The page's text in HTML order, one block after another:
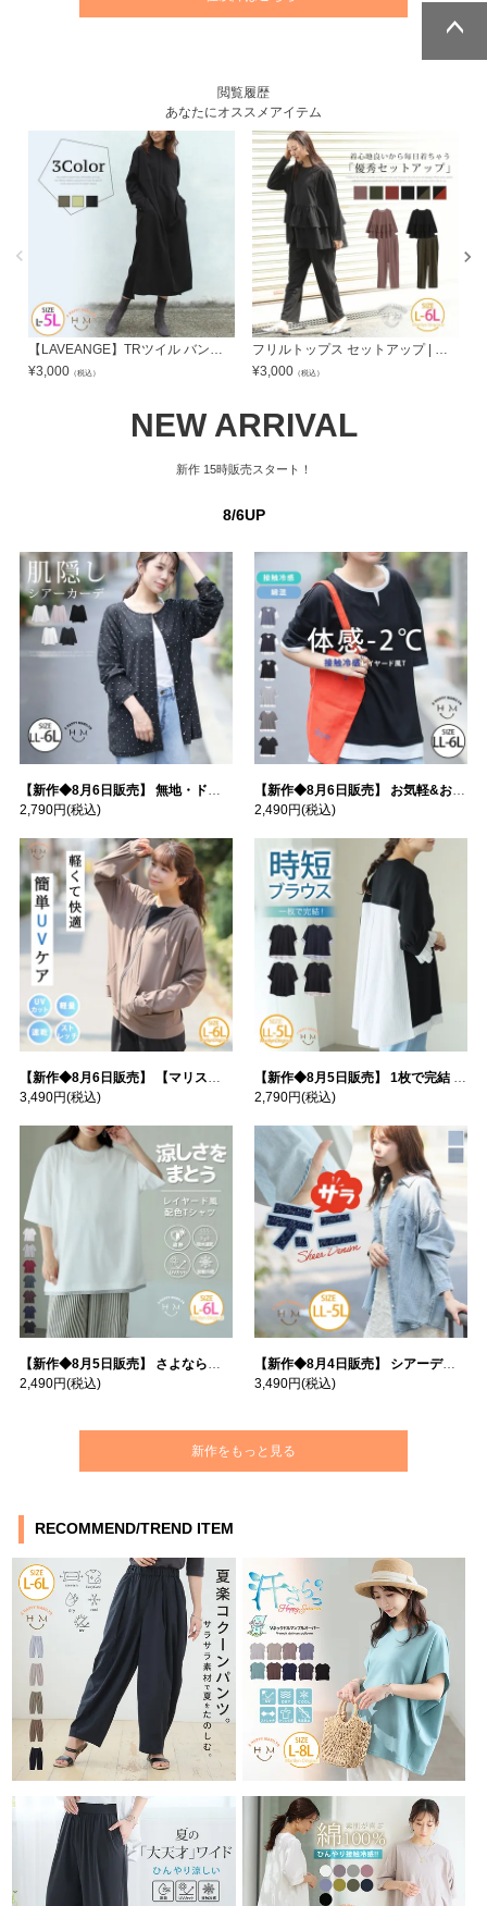
閲覧履歴
あなたにオススメアイテム
【LAVEANGE】TRツイル バンドカラー シャツワンピース | 大きいサイズの通販ならハッピーマリリン
¥3,000 （税込）
フリルトップス セットアップ | 大きいサイズの通販ならハッピーマリリン
¥3,000 （税込）
NEW ARRIVAL
新作 15時販売スタート！
8/6UP
【新作◆8月6日販売】 無地・ドット柄から選べる 忍ばせ 活躍 シアー カーデ | 大きいサイズの通販ならハッピーマリリン
2,790円(税込)
【新作◆8月6日販売】 お気軽&お手軽 選べるデザイン 接触冷感 レイヤード風 コットン トップス | 大きいサイズの通販ならハッピーマリリン
2,490円(税込)
【新作◆8月6日販売】 【マリスポーツ】 運動初心者さんのための フード付き パーカー | 大きいサイズの通販ならハッピーマリリン
3,490円(税込)
【新作◆8月5日販売】 1枚で完結 袖口＆バック フハク使い トップス | 大きいサイズの通販ならハッピーマリリン
2,790円(税込)
【新作◆8月5日販売】 さよなら猛暑 涼しさを着る 遮熱 接触冷感 吸水・速乾 五分袖 コンフォートメッシュ 配色レイヤード 風ゆる Tシャツ | 大きいサイズの通販ならハッピーマリリン
2,490円(税込)
【新作◆8月4日販売】 シアーデニムで お洒落に肌隠し | 大きいサイズの通販ならハッピーマリリン
3,490円(税込)
新作をもっと見る
RECOMMEND/TREND ITEM